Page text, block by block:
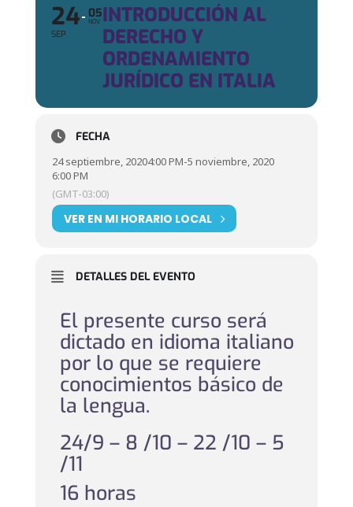
24
SEP
05
NOV INTRODUCCIÓN AL
DERECHO Y
ORDENAMIENTO
JURÍDICO EN ITALIA
FECHA
24 septiembre, 20204:00 PM-5 noviembre, 2020
6:00 PM
(GMT-03:00)
VER EN MI HORARIO LOCAL
DETALLES DEL EVENTO
El presente curso será
dictado en idioma italiano
por lo que se requiere
conocimientos básico de
la lengua.
24/9 – 8 /10 – 22 /10 – 5
/11
16 horas